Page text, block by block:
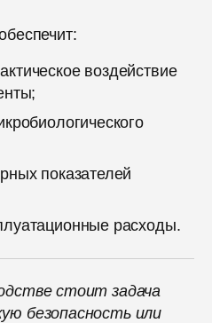
воздействие
показателей
расходы.
стоит задача
безопасность или